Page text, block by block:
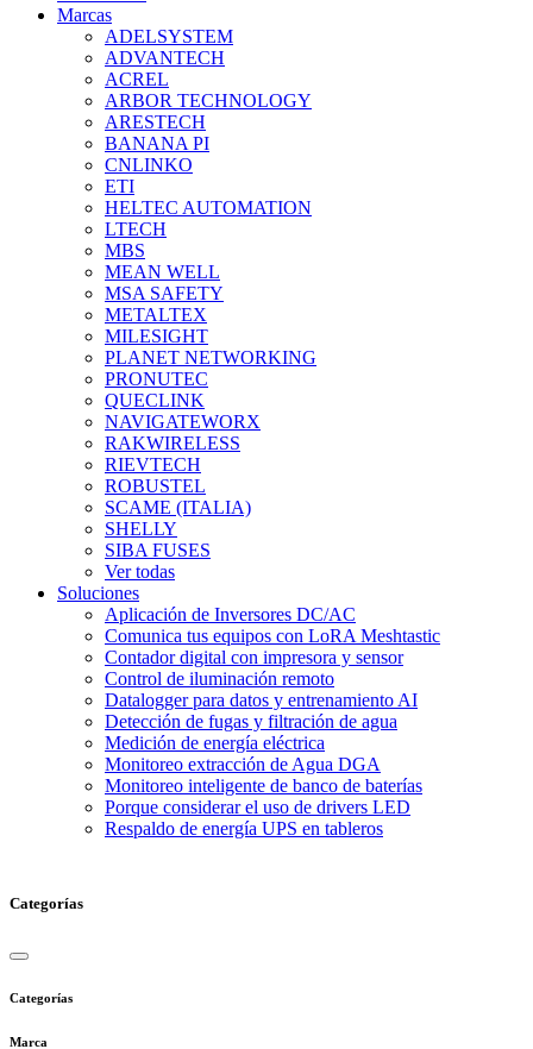
Marcas
ADELSYSTEM
ADVANTECH
ACREL
ARBOR TECHNOLOGY
ARESTECH
BANANA PI
CNLINKO
ETI
HELTEC AUTOMATION
LTECH
MBS
MEAN WELL
MSA SAFETY
METALTEX
MILESIGHT
PLANET NETWORKING
PRONUTEC
QUECLINK
NAVIGATEWORX
RAKWIRELESS
RIEVTECH
ROBUSTEL
SCAME (ITALIA)
SHELLY
SIBA FUSES
Ver todas
Soluciones
Aplicación de Inversores DC/AC
Comunica tus equipos con LoRA Meshtastic
Contador digital con impresora y sensor
Control de iluminación remoto
Datalogger para datos y entrenamiento AI
Detección de fugas y filtración de agua
Medición de energía eléctrica
Monitoreo extracción de Agua DGA
Monitoreo inteligente de banco de baterías
Porque considerar el uso de drivers LED
Respaldo de energía UPS en tableros
Categorías
Categorías
Marca